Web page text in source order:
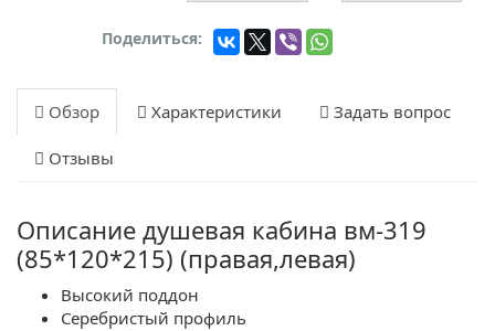
Поделиться:
Обзор Характеристики Задать вопрос
Отзывы
Описание душевая кабина вм-319
(85*120*215) (правая,левая)
Высокий поддон
Серебристый профиль